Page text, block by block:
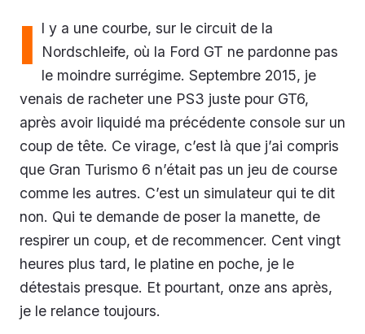
I l y a une courbe, sur le circuit de la
Nordschleife, où la Ford GT ne pardonne pas
le moindre surrégime. Septembre 2015, je
venais de racheter une PS3 juste pour GT6,
après avoir liquidé ma précédente console sur un
coup de tête. Ce virage, c’est là que j’ai compris
que Gran Turismo 6 n’était pas un jeu de course
comme les autres. C’est un simulateur qui te dit
non. Qui te demande de poser la manette, de
respirer un coup, et de recommencer. Cent vingt
heures plus tard, le platine en poche, je le
détestais presque. Et pourtant, onze ans après,
je le relance toujours.